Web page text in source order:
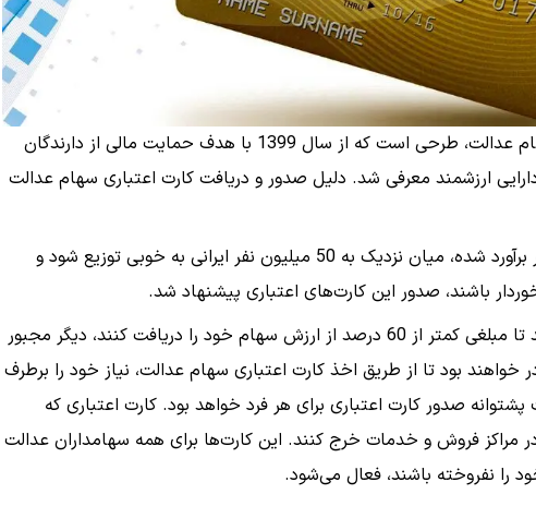
به گزارش بانک اول کارت اعتباری سهام عدالت، طرحی است که از سال 1399 با هدف حمایت مالی از دارندگان
ارزشمند معرفی شد. دلیل صدور و دریافت کارت اعتباری سهام عدالت
برای اینکه سودی که برای اوراق بهادار برآورد شده، میان نزدیک به 50 میلیون نفر ایرانی به خوبی توزیع شود و
باشند، صدور این کارت‌های اعتباری پیشنهاد شد.
به این شکل سهامدارانی که نیاز دارند تا مبلغی کمتر از 60 درصد از ارزش سهام خود را دریافت کنند، دیگر مجبور
بود تا از طریق اخذ کارت اعتباری سهام عدالت، نیاز خود را برطرف
صدور کارت اعتباری برای هر فرد خواهد بود. کارت اعتباری که
در مراکز فروش و خدمات خرج کنند. این کارت‌ها برای همه سهامداران عدالت
را نفروخته باشند، فعال می‌شود.